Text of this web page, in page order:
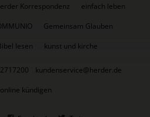
Korrespondenz
einfach leben
Gemeinsam Glauben
lesen kunst und kirche
kundenservice@herder.de
kündigen